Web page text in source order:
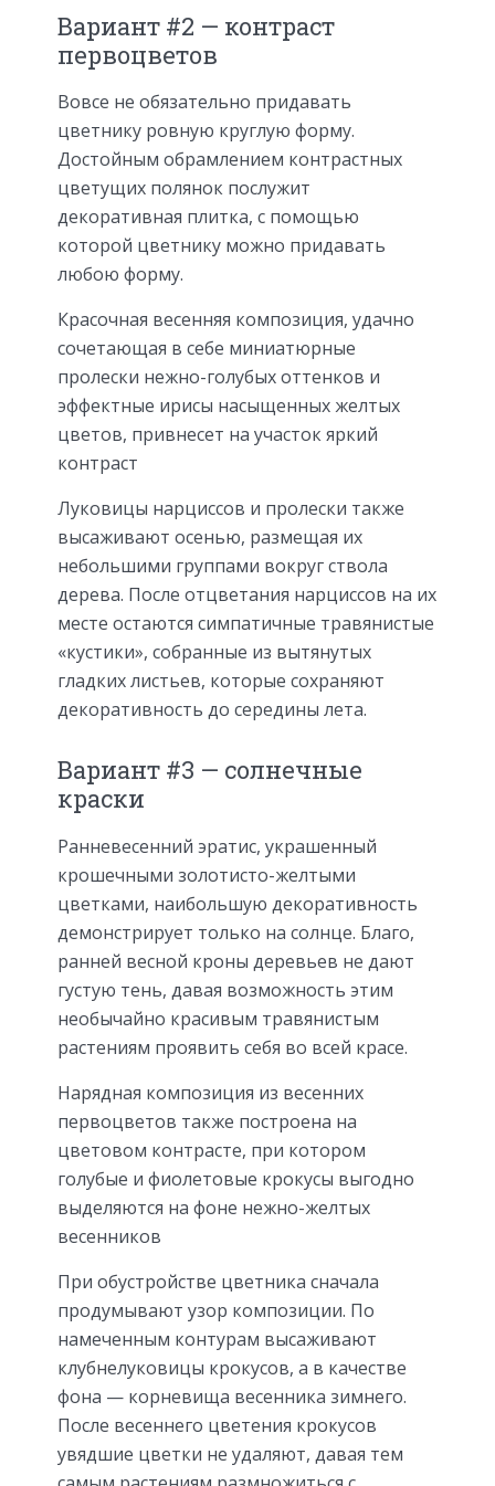
Вариант #2 — контраст
первоцветов
Вовсе не обязательно придавать
цветнику ровную круглую форму.
Достойным обрамлением контрастных
цветущих полянок послужит
декоративная плитка, с помощью
которой цветнику можно придавать
любою форму.
Красочная весенняя композиция, удачно
сочетающая в себе миниатюрные
пролески нежно-голубых оттенков и
эффектные ирисы насыщенных желтых
цветов, привнесет на участок яркий
контраст
Луковицы нарциссов и пролески также
высаживают осенью, размещая их
небольшими группами вокруг ствола
дерева. После отцветания нарциссов на их
месте остаются симпатичные травянистые
«кустики», собранные из вытянутых
гладких листьев, которые сохраняют
декоративность до середины лета.
Вариант #3 — солнечные
краски
Ранневесенний эратис, украшенный
крошечными золотисто-желтыми
цветками, наибольшую декоративность
демонстрирует только на солнце. Благо,
ранней весной кроны деревьев не дают
густую тень, давая возможность этим
необычайно красивым травянистым
растениям проявить себя во всей красе.
Нарядная композиция из весенних
первоцветов также построена на
цветовом контрасте, при котором
голубые и фиолетовые крокусы выгодно
выделяются на фоне нежно-желтых
весенников
При обустройстве цветника сначала
продумывают узор композиции. По
намеченным контурам высаживают
клубнелуковицы крокусов, а в качестве
фона — корневища весенника зимнего.
После весеннего цветения крокусов
увядшие цветки не удаляют, давая тем